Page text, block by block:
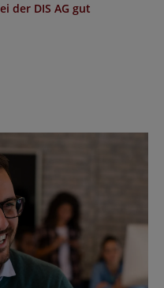
der DIS AG gut